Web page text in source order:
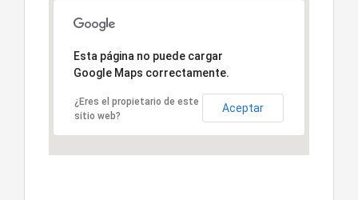
Esta página no puede cargar
Google Maps correctamente.
¿Eres el propietario de este
sitio web?
Aceptar